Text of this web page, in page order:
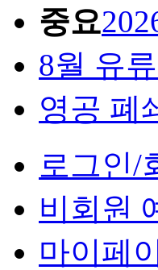
중요
8월 유
영공 폐
로그인/
비회원
마이페